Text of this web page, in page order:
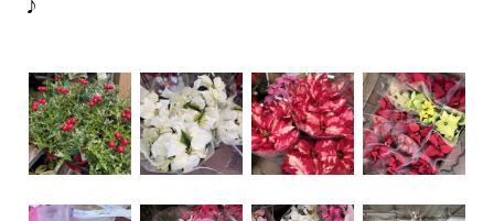
♪